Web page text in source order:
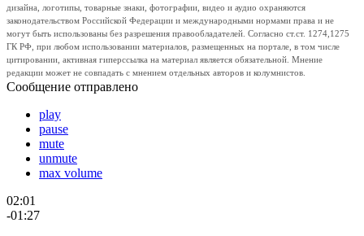
дизайна, логотипы, товарные знаки, фотографии, видео и аудио охраняются
законодательством Российской Федерации и международными нормами права и не
могут быть использованы без разрешения правообладателей. Согласно ст.ст. 1274,1275
ГК РФ, при любом использовании материалов, размещенных на портале, в том числе
цитировании, активная гиперссылка на материал является обязательной. Мнение
редакции может не совпадать с мнением отдельных авторов и колумнистов.
Сообщение отправлено
play
pause
mute
unmute
max volume
02:01
-01:27